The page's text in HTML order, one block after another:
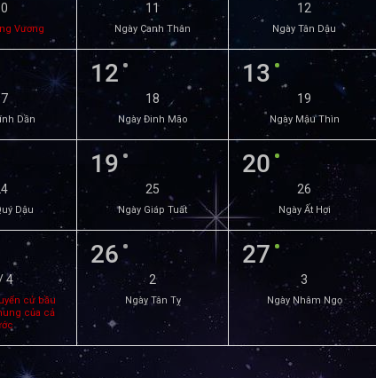
Vương
11
Ngày Canh Thân
12
Ngày Tân Dậu
Dần
12
18
Ngày Đinh Mão
13
19
Ngày Mậu Thìn
Dậu
19
25
Ngày Giáp Tuất
20
26
Ngày Ất Hợi
4
cử bầu
của cả
26
2
Ngày Tân Tỵ
27
3
Ngày Nhâm Ngọ